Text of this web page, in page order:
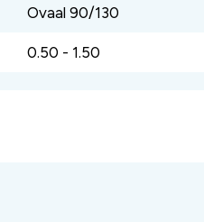
Ovaal 90/130
0.50 - 1.50